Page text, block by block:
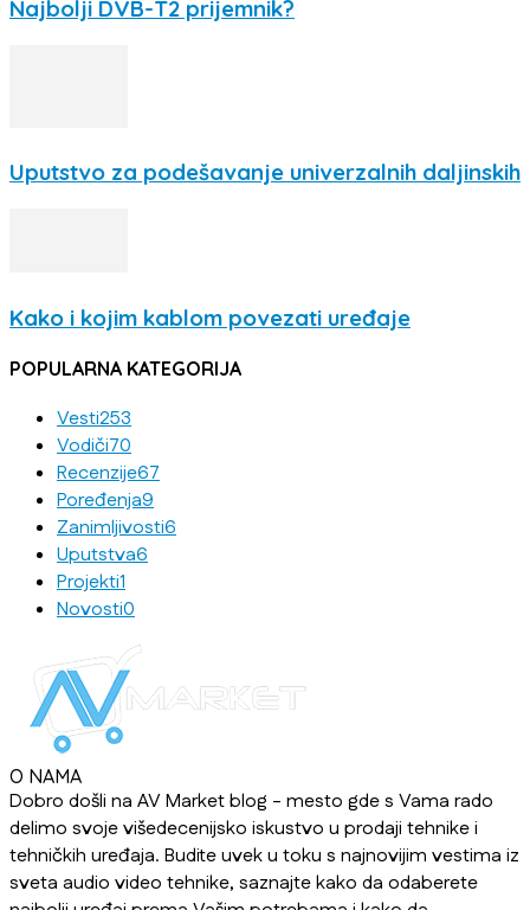
Najbolji DVB-T2 prijemnik?
Uputstvo za podešavanje univerzalnih daljinskih
Kako i kojim kablom povezati uređaje
POPULARNA KATEGORIJA
Vesti253
Vodiči70
Recenzije67
Poređenja9
Zanimljivosti6
Uputstva6
Projekti1
Novosti0
O NAMA
Dobro došli na AV Market blog - mesto gde s Vama rado
delimo svoje višedecenijsko iskustvo u prodaji tehnike i
tehničkih uređaja. Budite uvek u toku s najnovijim vestima iz
sveta audio video tehnike, saznajte kako da odaberete